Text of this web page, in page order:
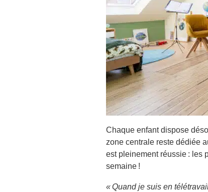
Chaque enfant dispose
zone centrale reste dédiée
est pleinement réussie : les
semaine !
« Quand je suis en